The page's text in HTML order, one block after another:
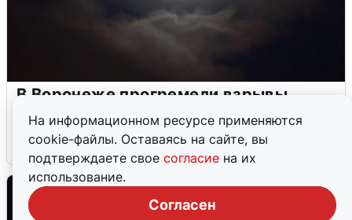
На информационном ресурсе применяются
cookie-файлы. Оставаясь на сайте, вы
подтверждаете свое согласие на их
использование.
Согласен
В Воронеже прогремели взрывы
после сигнала тревоги
5 августа 0